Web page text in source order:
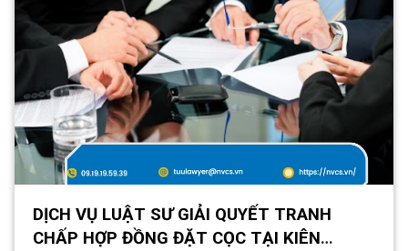
DỊCH VỤ LUẬT SƯ GIẢI QUYẾT TRANH
CHẤP HỢP ĐỒNG ĐẶT CỌC TẠI KIÊN